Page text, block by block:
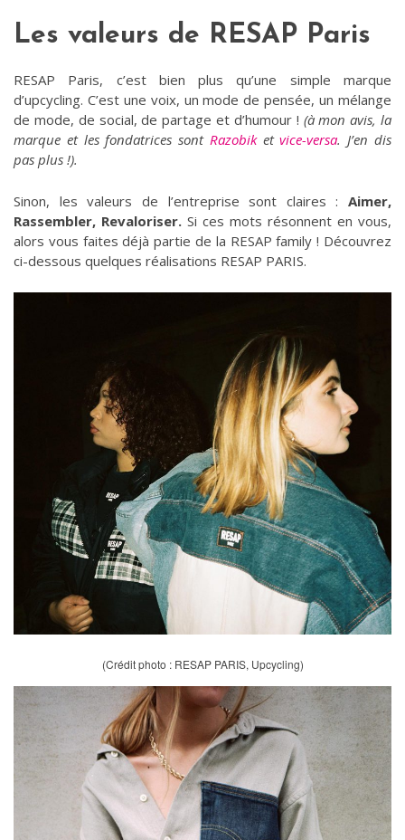
Les valeurs de RESAP Paris
RESAP Paris, c’est bien plus qu’une simple marque
d’upcycling. C’est une voix, un mode de pensée, un mélange
de mode, de social, de partage et d’humour ! (à mon avis, la
marque et les fondatrices sont Razobiketvice-versa. J’en dis
pas plus !).
Sinon, les valeurs de l’entreprise sont claires : Aimer,
Rassembler, Revaloriser. Si ces mots résonnent en vous,
alors vous faites déjà partie de la RESAP family ! Découvrez
ci-dessous quelques réalisations RESAP PARIS.
(Crédit photo : RESAP PARIS, Upcycling)